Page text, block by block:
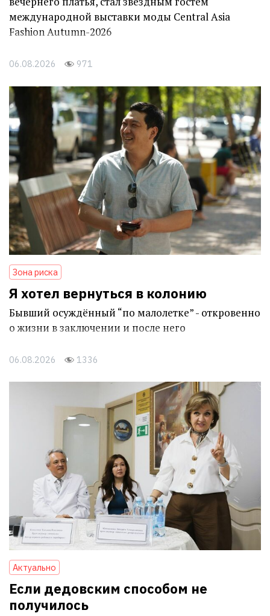
международной выставки моды Central Asia
Fashion Autumn-2026
06.08.2026 971
Зона риска
Я хотел вернуться в колонию
Бывший осуждённый “по малолетке” - откровенно
о жизни в заключении и после него
06.08.2026 1336
Актуально
Если дедовским способом не
получилось